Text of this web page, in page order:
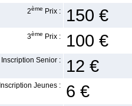
2ème Prix : 150 €
3ème Prix : 100 €
Inscription Senior : 12 €
Inscription Jeunes : 6 €